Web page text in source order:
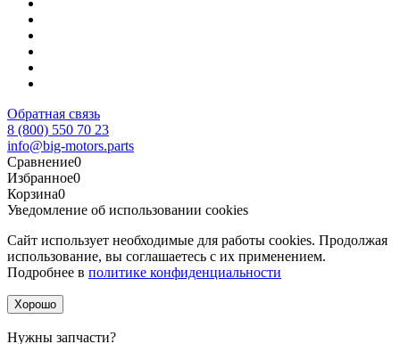
Обратная связь
8 (800) 550 70 23
info@big-motors.parts
Сравнение0
Избранное0
Корзина0
Уведомление об использовании cookies
Сайт использует необходимые для работы cookies. Продолжая
использование, вы соглашаетесь с их применением.
Подробнее в политике конфиденциальности
Хорошо
Нужны запчасти?